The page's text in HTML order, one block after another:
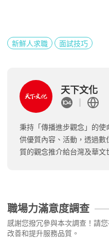
新鮮人求職 面試技巧
天下文化
秉持「傳播進步觀念」的使
供優質內容、活動，透過
質的觀念推介給台灣及華文
職場力滿意度調查
感謝您撥冗參與本次調查！請
改善和提升服務品質。